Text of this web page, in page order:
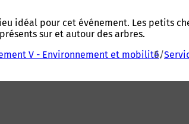
idéal pour cet événement. Les petits
sur et autour des arbres.
V - Environnement et mobilité